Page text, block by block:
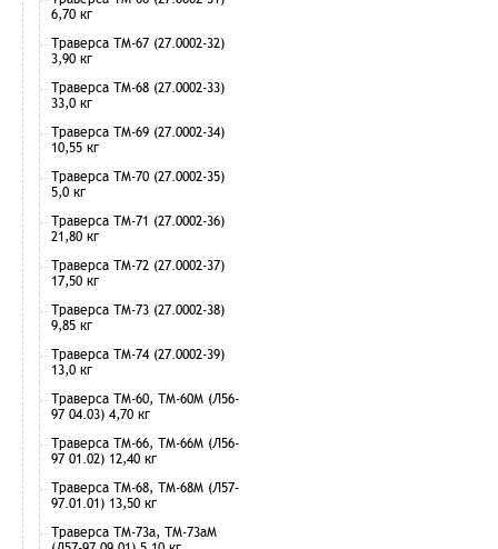
6,70 кг
Траверса ТМ-67 (27.0002-32)
3,90 кг
Траверса ТМ-68 (27.0002-33)
33,0 кг
Траверса ТМ-69 (27.0002-34)
10,55 кг
Траверса ТМ-70 (27.0002-35)
5,0 кг
Траверса ТМ-71 (27.0002-36)
21,80 кг
Траверса ТМ-72 (27.0002-37)
17,50 кг
Траверса ТМ-73 (27.0002-38)
9,85 кг
Траверса ТМ-74 (27.0002-39)
13,0 кг
Траверса ТМ-60, ТМ-60М (Л56-
97 04.03) 4,70 кг
Траверса ТМ-66, ТМ-66М (Л56-
97 01.02) 12,40 кг
Траверса ТМ-68, ТМ-68М (Л57-
97.01.01) 13,50 кг
Траверса ТМ-73а, ТМ-73аМ